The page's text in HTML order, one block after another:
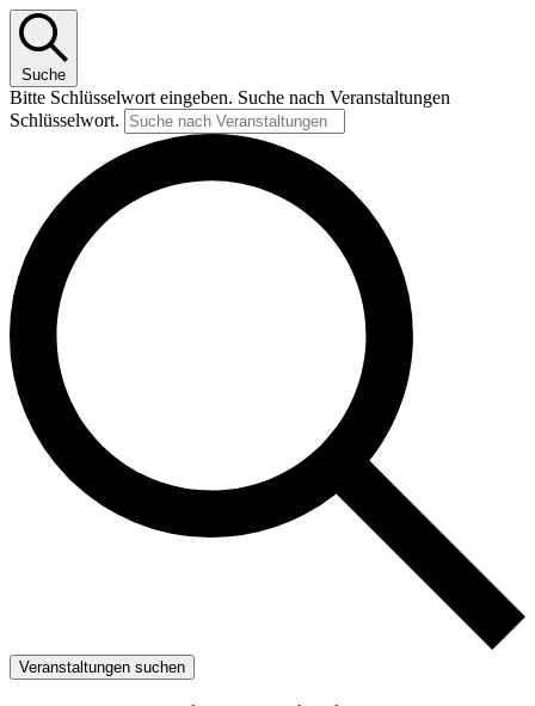
Suche
Bitte Schlüsselwort eingeben. Suche nach Veranstaltungen
Schlüsselwort.
Veranstaltungen suchen